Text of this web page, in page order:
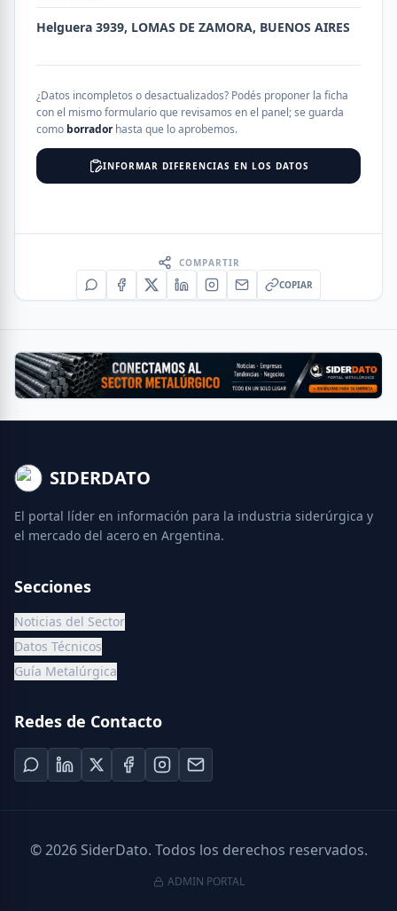
Helguera 3939, LOMAS DE ZAMORA, BUENOS AIRES
¿Datos incompletos o desactualizados? Podés proponer la ficha
con el mismo formulario que revisamos en el panel; se guarda
como borradorhasta que lo aprobemos.
INFORMAR DIFERENCIAS EN LOS DATOS
COMPARTIR
COPIAR
SIDERDATO
El portal líder en información para la industria siderúrgica y
el mercado del acero en Argentina.
Secciones
Noticias del Sector
Datos Técnicos
Guía Metalúrgica
Redes de Contacto
©2026SiderDato. Todos los derechos reservados.
ADMIN PORTAL